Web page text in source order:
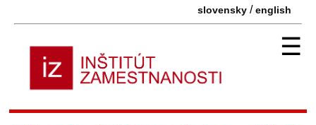
slovensky /english
☰